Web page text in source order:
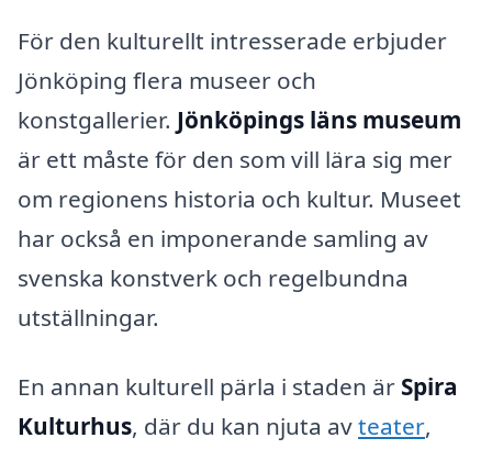
För den kulturellt intresserade erbjuder
Jönköping flera museer och
konstgallerier. Jönköpings läns museum
är ett måste för den som vill lära sig mer
om regionens historia och kultur. Museet
har också en imponerande samling av
svenska konstverk och regelbundna
utställningar.
En annan kulturell pärla i staden är Spira
Kulturhus, där du kan njuta avteater,